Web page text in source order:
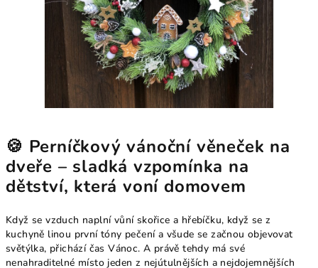
🍪 Perníčkový vánoční věneček na
dveře – sladká vzpomínka na
dětství, která voní domovem
Když se vzduch naplní vůní skořice a hřebíčku, když se z
kuchyně linou první tóny pečení a všude se začnou objevovat
světýlka, přichází čas Vánoc. A právě tehdy má své
nenahraditelné místo jeden z nejútulnějších a nejdojemnějších